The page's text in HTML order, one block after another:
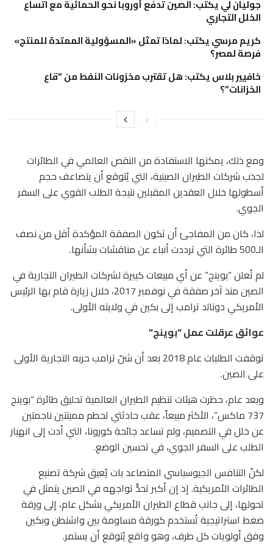
جوليان لي يكتب: الصين تدفع أوروبا نحو الحمائية مع اتساع
الخلل التجاري
كريم مرسي يكتب: لماذا تمثل «المسؤولية الممتدة للمنتج»
فرصة لمصر؟
خافيير بلاس يكتب: هل تقترب مخزونات النفط من “قاع
الخزانات”؟
ومع ذلك، يمكنها الاستفادة من النقص العالمي في الطائرات
لجذب شركات الطيران الصينية، التي يُتوقع أن يتضاعف حجم
أسطولها خلال العقدين المقبلين نتيجة الطلب القوي على السفر
الجوي.
لذا، كان من المفاجئ أن تكون الصفقة المؤكدة أقل من نصف
الـ500 طائرة التي ترددت أنباء عن مناقشات بشأنها.
لم تُعلن “بوينج” عن أي مبيعات كبيرة لشركات الطيران التجارية في
الصين منذ آخر صفقة في نوفمبر 2017، خلال زيارة قام بها الرئيس
الأمريكي دونالد ترامب إلى بكين في ولايته الأولى.
عوائق عرقلت عمل “بوينج”
توقفت الطلبات عام 2018 بعد أن شنّ ترامب حربه التجارية الأولى
على الصين.
وبعد عام، حظرت هيئات تنظيم الطيران العالمية تحليق طائرة “بوينج
737 ماكس”، الأكثر مبيعاً، عقب حادثتي تحطم مميتتين ناجمتين
عن خلل في التصميم، ولم تساعد جائحة كورونا، التي أدت إلى انهيار
الطلب على السفر الجوي، في تحسين الوضع.
لكنّ التنافس الجيوسياسي المتصاعد بات يُعيق شركة تصنيع
الطائرات الأمريكية. إذ إن أكبر تحدٍّ تواجهه في الصين يتمثل في
تحولها، إلى جانب قطاع الطيران الأمريكي بشكل عام، إلى ورقة
ضغط استراتيجية تُستخدم كورقة مساومة بين واشنطن وبكين
وفق أولويات كل طرف، وهو واقع يُتوقع أن يستمر.